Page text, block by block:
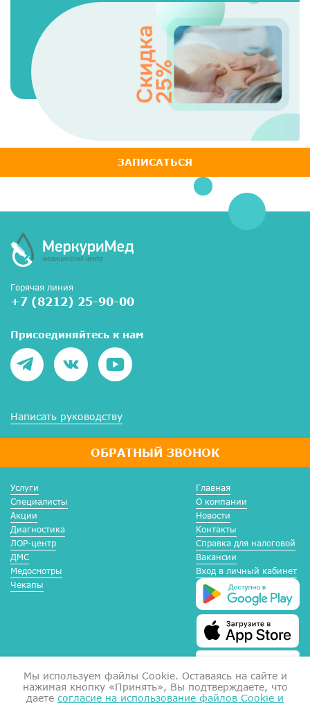
ЗАПИСАТЬСЯ
Горячая линия
+7 (8212) 25-90-00
ОБРАТНЫЙ ЗВОНОК
Присоединяйтесь к нам
Написать руководству
Услуги
Специалисты
Акции
Диагностика
ЛОР-центр
ДМС
Медосмотры
Чекапы
Главная
О компании
Новости
Контакты
Справка для налоговой
Вакансии
Вход в личный кабинет
Мы используем файлы Сookie. Оставаясь на сайте и
нажимая кнопку «Принять», Вы подтверждаете, что
даете согласие на использование файлов Cookie и